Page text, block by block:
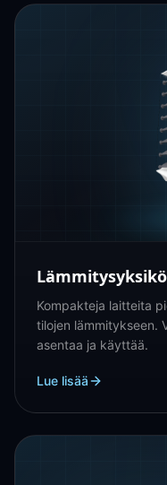
Kompakteja laitteita
tilojen lämmitykseen.
asentaa ja käyttää.
Lue lisää